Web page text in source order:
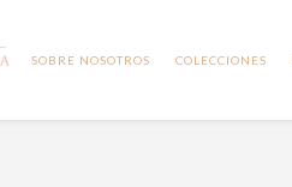
SOBRE NOSOTROS COLECCIONES